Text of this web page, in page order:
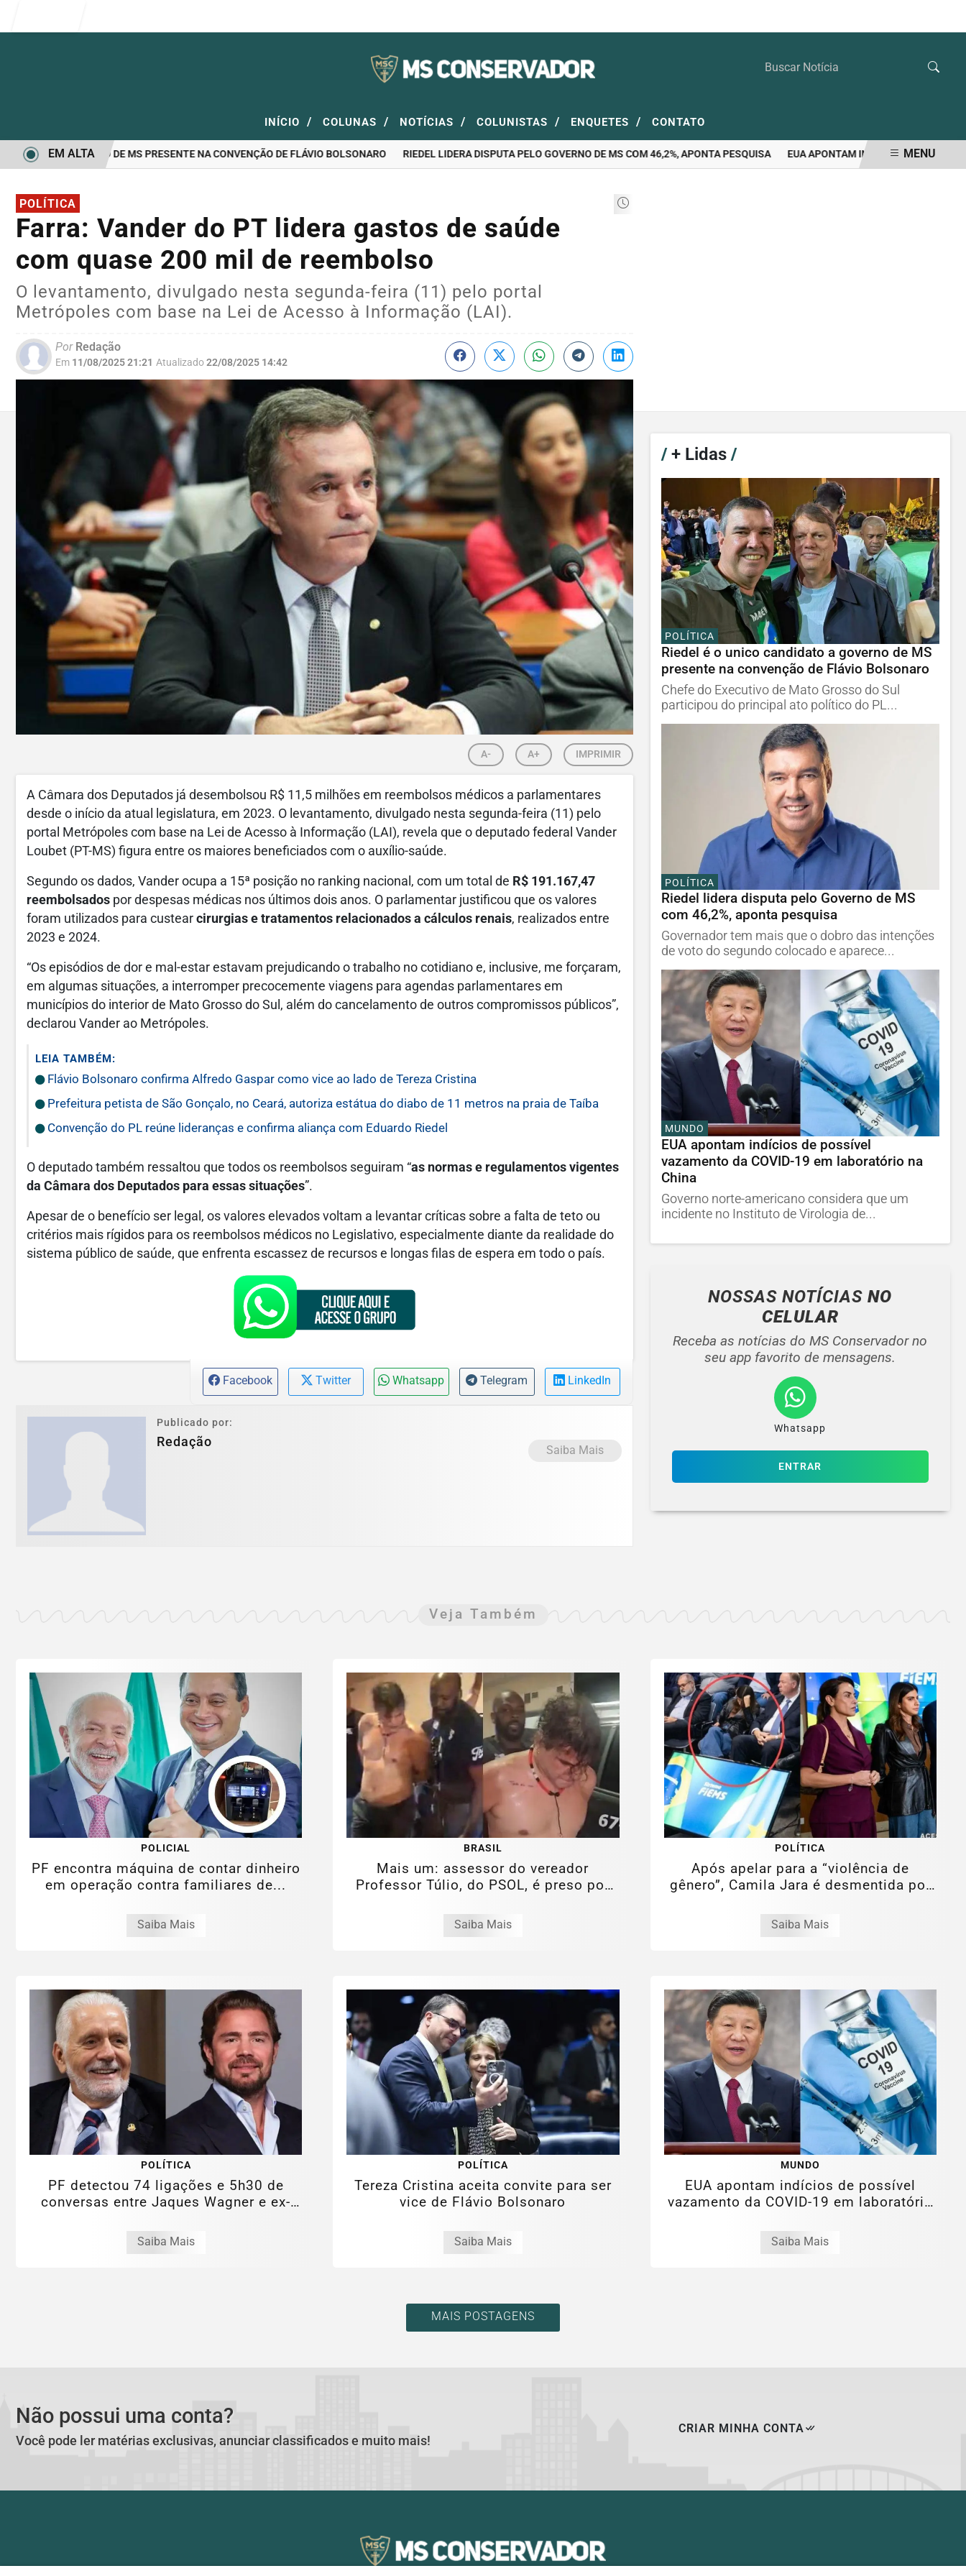
INÍCIO / COLUNAS / NOTÍCIAS / COLUNISTAS / ENQUETES / CONTATO
A GOVERNO DE MS PRESENTE NA CONVENÇÃO DE FLÁVIO BOLSONARO RIEDEL LIDERA DISPUTA PELO GOVERNO DE MS COM 46,2%, APONTA PESQUISA EUA APONTAM INDÍCIOS DE POSSÍVEL
EM ALTA MENU
POLÍTICA
Farra: Vander do PT lidera gastos de saúde
com quase 200 mil de reembolso
O levantamento, divulgado nesta segunda-feira (11) pelo portal
Metrópoles com base na Lei de Acesso à Informação (LAI).
PorRedação
Em 11/08/2025 21:21 Atualizado22/08/2025 14:42
A- A+ IMPRIMIR
A Câmara dos Deputados já desembolsou R$ 11,5 milhões em reembolsos médicos a parlamentares
desde o início da atual legislatura, em 2023. O levantamento, divulgado nesta segunda-feira (11) pelo
portal Metrópoles com base na Lei de Acesso à Informação (LAI), revela que o deputado federal Vander
Loubet (PT-MS) figura entre os maiores beneficiados com o auxílio-saúde.
Segundo os dados, Vander ocupa a 15ª posição no ranking nacional, com um total de R$ 191.167,47
reembolsados por despesas médicas nos últimos dois anos. O parlamentar justificou que os valores
foram utilizados para custear cirurgias e tratamentos relacionados a cálculos renais, realizados entre
2023 e 2024.
“Os episódios de dor e mal-estar estavam prejudicando o trabalho no cotidiano e, inclusive, me forçaram,
em algumas situações, a interromper precocemente viagens para agendas parlamentares em
municípios do interior de Mato Grosso do Sul, além do cancelamento de outros compromissos públicos”,
declarou Vander ao Metrópoles.
LEIA TAMBÉM:
Flávio Bolsonaro confirma Alfredo Gaspar como vice ao lado de Tereza Cristina
Prefeitura petista de São Gonçalo, no Ceará, autoriza estátua do diabo de 11 metros na praia de Taíba
Convenção do PL reúne lideranças e confirma aliança com Eduardo Riedel
O deputado também ressaltou que todos os reembolsos seguiram “as normas e regulamentos vigentes
da Câmara dos Deputados para essas situações”.
Apesar de o benefício ser legal, os valores elevados voltam a levantar críticas sobre a falta de teto ou
critérios mais rígidos para os reembolsos médicos no Legislativo, especialmente diante da realidade do
sistema público de saúde, que enfrenta escassez de recursos e longas filas de espera em todo o país.
Facebook Twitter Whatsapp Telegram LinkedIn
Publicado por:
Redação
Saiba Mais
/+ Lidas /
POLÍTICA
Riedel é o unico candidato a governo de MS
presente na convenção de Flávio Bolsonaro
Chefe do Executivo de Mato Grosso do Sul
participou do principal ato político do PL...
POLÍTICA
Riedel lidera disputa pelo Governo de MS
com 46,2%, aponta pesquisa
Governador tem mais que o dobro das intenções
de voto do segundo colocado e aparece...
MUNDO
EUA apontam indícios de possível
vazamento da COVID-19 em laboratório na
China
Governo norte-americano considera que um
incidente no Instituto de Virologia de...
NOSSAS NOTÍCIASNO
CELULAR
Receba as notícias do MS Conservador no
seu app favorito de mensagens.
Whatsapp
ENTRAR
Veja Também
POLICIAL
PF encontra máquina de contar dinheiro
em operação contra familiares de...
Saiba Mais
BRASIL
Mais um: assessor do vereador
Professor Túlio, do PSOL, é preso por
Saiba Mais
POLÍTICA
Após apelar para a “violência de
gênero”, Camila Jara é desmentida por
Saiba Mais
POLÍTICA
PF detectou 74 ligações e 5h30 de
conversas entre Jaques Wagner e ex-
Saiba Mais
POLÍTICA
Tereza Cristina aceita convite para ser
vice de Flávio Bolsonaro
Saiba Mais
MUNDO
EUA apontam indícios de possível
vazamento da COVID-19 em laboratório
Saiba Mais
MAIS POSTAGENS
Não possui uma conta?
Você pode ler matérias exclusivas, anunciar classificados e muito mais!
CRIAR MINHA CONTA